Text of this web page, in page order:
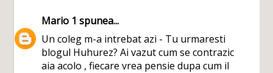
Mario 1 spunea...
Un coleg m-a intrebat azi - Tu urmaresti
blogul Huhurez? Ai vazut cum se contrazic
aia acolo , fiecare vrea pensie dupa cum il